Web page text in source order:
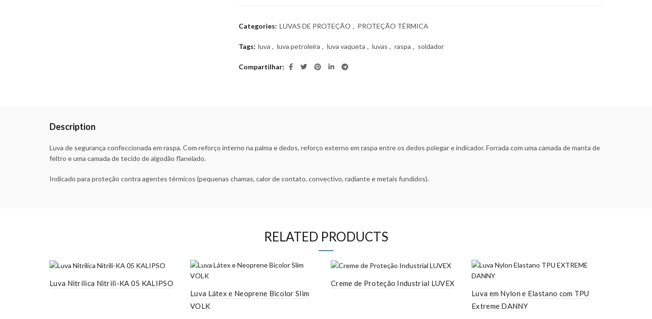
Categories: LUVAS DE PROTEÇÃO , PROTEÇÃO TÉRMICA
Tags: luva , luva petroleira , luva vaqueta , luvas , raspa , soldador
Compartilhar
Description
Luva de segurança confeccionada em raspa. Com reforço interno na palma e dedos, reforço externo em raspa entre os dedos polegar e indicador. Forrada com uma camada de manta de
feltro e uma camada de tecido de algodão flanelado.
Indicado para proteção contra agentes térmicos (pequenas chamas, calor de contato, convectivo, radiante e metais fundidos).
RELATED PRODUCTS
Luva Nitrílica Nitrili-KA 05 KALIPSO
Luva Látex e Neoprene Bicolor Slim
VOLK
Creme de Proteção Industrial LUVEX
Luva em Nylon e Elastano com TPU
Extreme DANNY